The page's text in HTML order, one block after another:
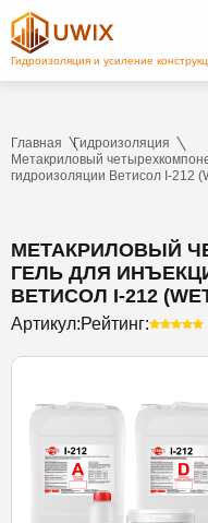
Главная
Гидроизоляция
Метакриловый
гидроизоляции Ветисол I-212
МЕТАКРИЛОВЫЙ
ГЕЛЬ ДЛЯ
ВЕТИСОЛ I-212
Артикул:Рейтинг: